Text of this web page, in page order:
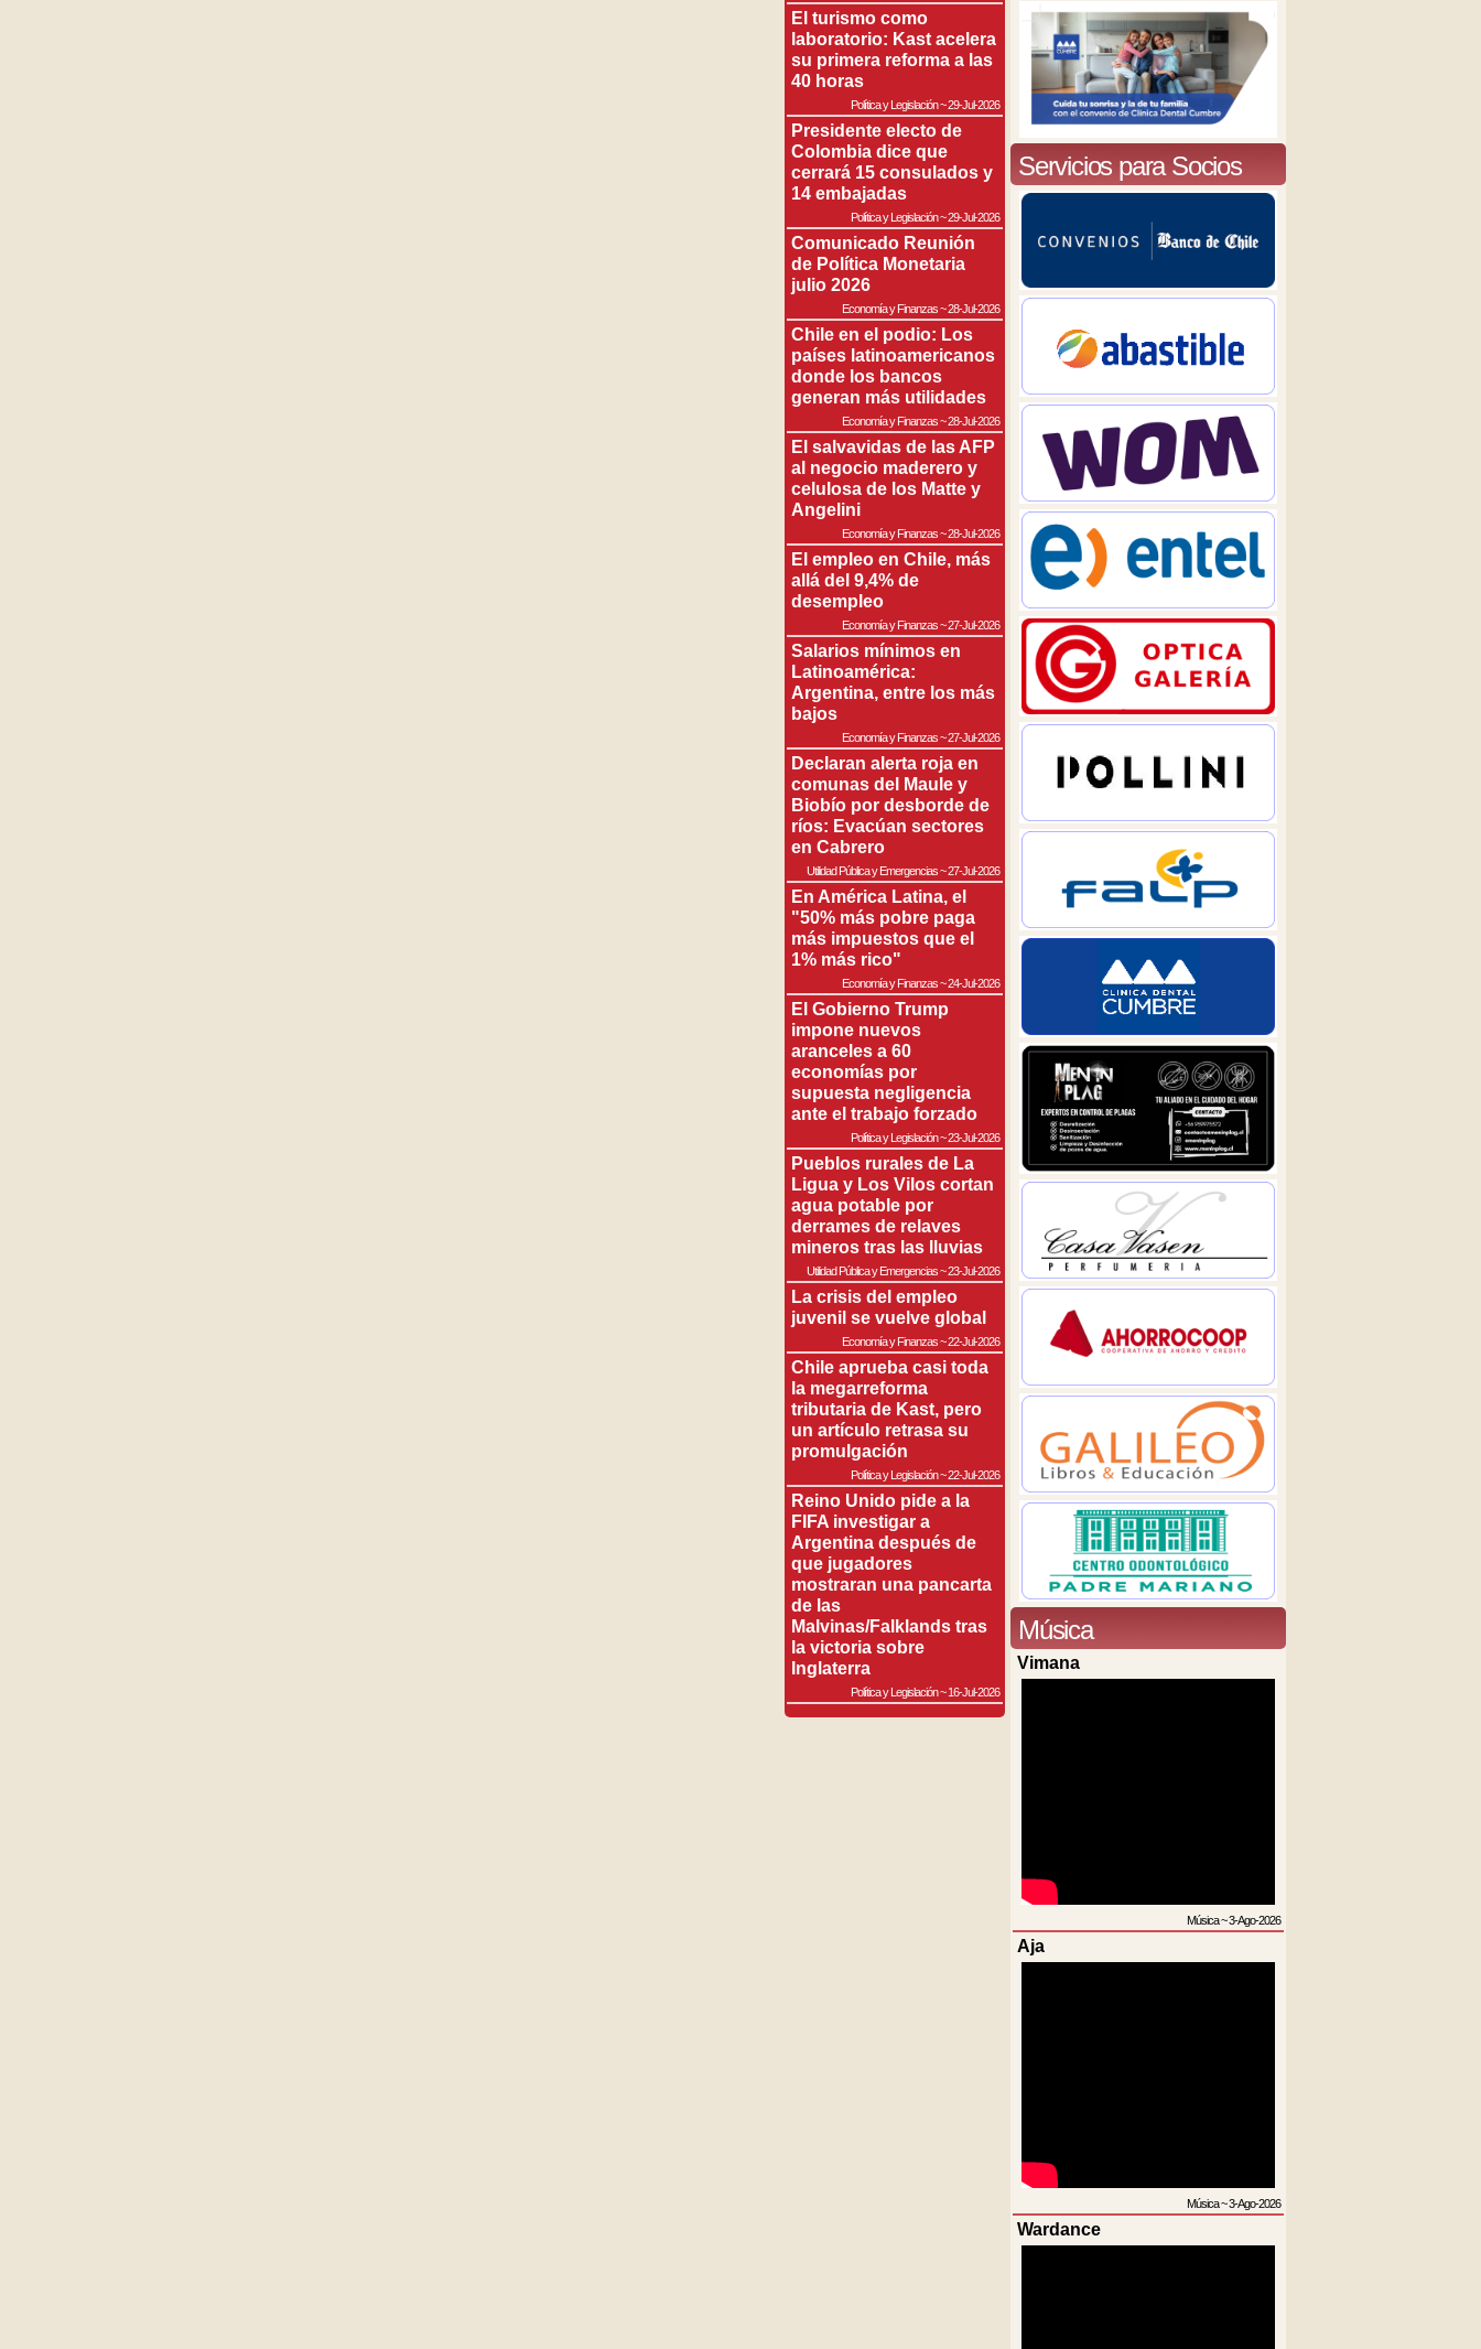
El turismo como
laboratorio: Kast acelera
su primera reforma a las
40 horas
Política y Legislación~29-Jul-2026
Presidente electo de
Colombia dice que
cerrará 15 consulados y
14 embajadas
Política y Legislación~29-Jul-2026
Comunicado Reunión
de Política Monetaria
julio 2026
Economía y Finanzas~28-Jul-2026
Chile en el podio: Los
países latinoamericanos
donde los bancos
generan más utilidades
Economía y Finanzas~28-Jul-2026
El salvavidas de las AFP
al negocio maderero y
celulosa de los Matte y
Angelini
Economía y Finanzas~28-Jul-2026
El empleo en Chile, más
allá del 9,4% de
desempleo
Economía y Finanzas~27-Jul-2026
Salarios mínimos en
Latinoamérica:
Argentina, entre los más
bajos
Economía y Finanzas~27-Jul-2026
Declaran alerta roja en
comunas del Maule y
Biobío por desborde de
ríos: Evacúan sectores
en Cabrero
Utilidad Pública y Emergencias~27-Jul-2026
En América Latina, el
"50% más pobre paga
más impuestos que el
1% más rico"
Economía y Finanzas~24-Jul-2026
El Gobierno Trump
impone nuevos
aranceles a 60
economías por
supuesta negligencia
ante el trabajo forzado
Política y Legislación~23-Jul-2026
Pueblos rurales de La
Ligua y Los Vilos cortan
agua potable por
derrames de relaves
mineros tras las lluvias
Utilidad Pública y Emergencias~23-Jul-2026
La crisis del empleo
juvenil se vuelve global
Economía y Finanzas~22-Jul-2026
Chile aprueba casi toda
la megarreforma
tributaria de Kast, pero
un artículo retrasa su
promulgación
Política y Legislación~22-Jul-2026
Reino Unido pide a la
FIFA investigar a
Argentina después de
que jugadores
mostraran una pancarta
de las
Malvinas/Falklands tras
la victoria sobre
Inglaterra
Política y Legislación~16-Jul-2026
Servicios para Socios
Música
Vimana
Música~3-Ago-2026
Aja
Música~3-Ago-2026
Wardance